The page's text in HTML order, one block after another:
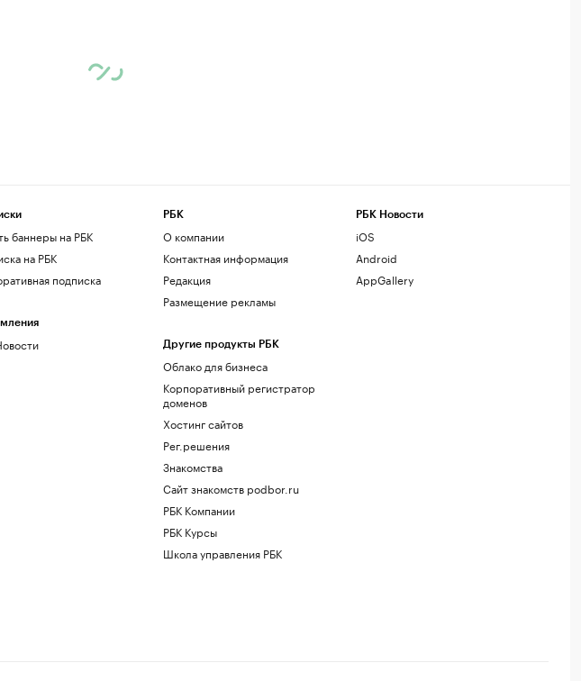
баннеры на РБК
на РБК
подписка
РБК
О компании
Контактная информация
Редакция
Размещение рекламы
Другие продукты РБК
Облако для бизнеса
Корпоративный регистратор
доменов
Хостинг сайтов
Рег.решения
Знакомства
Сайт знакомств podbor.ru
РБК Компании
РБК Курсы
Школа управления РБК
РБК Новости
iOS
Android
AppGallery